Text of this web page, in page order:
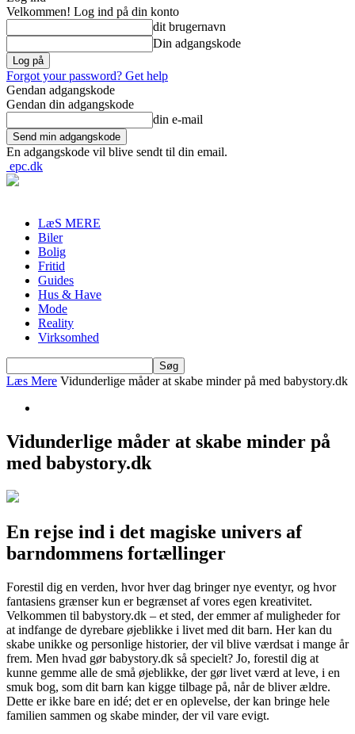
Velkommen! Log ind på din konto
dit brugernavn
Din adgangskode
Forgot your password? Get help
Gendan adgangskode
Gendan din adgangskode
din e-mail
En adgangskode vil blive sendt til din email.
epc.dk
LæS MERE
Biler
Bolig
Fritid
Guides
Hus & Have
Mode
Reality
Virksomhed
Læs Mere Vidunderlige måder at skabe minder på med babystory.dk
Vidunderlige måder at skabe minder på
med babystory.dk
En rejse ind i det magiske univers af
barndommens fortællinger
Forestil dig en verden, hvor hver dag bringer nye eventyr, og hvor
fantasiens grænser kun er begrænset af vores egen kreativitet.
Velkommen til babystory.dk – et sted, der emmer af muligheder for
at indfange de dyrebare øjeblikke i livet med dit barn. Her kan du
skabe unikke og personlige historier, der vil blive værdsat i mange år
frem. Men hvad gør babystory.dk så specielt? Jo, forestil dig at
kunne gemme alle de små øjeblikke, der gør livet værd at leve, i en
smuk bog, som dit barn kan kigge tilbage på, når de bliver ældre.
Dette er ikke bare en idé; det er en oplevelse, der kan bringe hele
familien sammen og skabe minder, der vil vare evigt.